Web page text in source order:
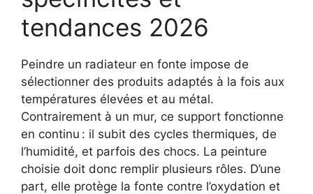
tendances 2026
Peindre un radiateur en fonte impose de
sélectionner des produits adaptés à la fois aux
températures élevées et au métal.
Contrairement à un mur, ce support fonctionne
en continu : il subit des cycles thermiques, de
l’humidité, et parfois des chocs. La peinture
choisie doit donc remplir plusieurs rôles. D’une
part, elle protège la fonte contre l’oxydation et